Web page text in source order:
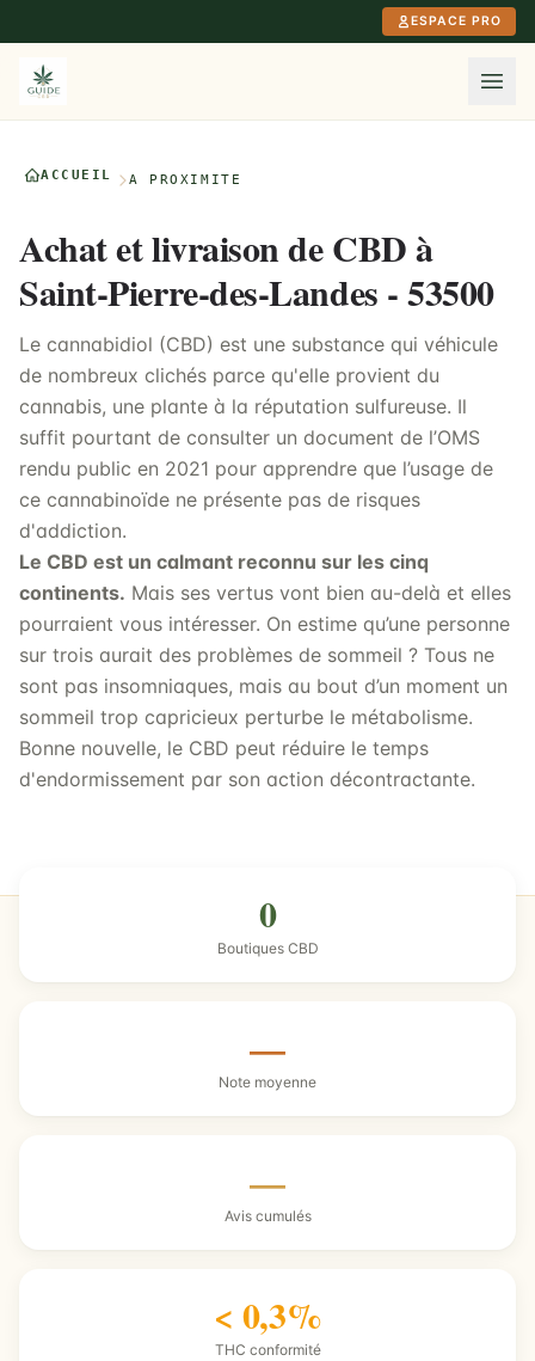
ESPACE PRO
ACCUEIL À PROXIMITÉ
Achat et livraison de CBD à
Saint-Pierre-des-Landes - 53500
Le cannabidiol (CBD) est une substance qui véhicule
de nombreux clichés parce qu'elle provient du
cannabis, une plante à la réputation sulfureuse. Il
suffit pourtant de consulter un document de l’OMS
rendu public en 2021 pour apprendre que l’usage de
ce cannabinoïde ne présente pas de risques
d'addiction.
Le CBD est un calmant reconnu sur les cinq
continents. Mais ses vertus vont bien au-delà et elles
pourraient vous intéresser. On estime qu’une personne
sur trois aurait des problèmes de sommeil ? Tous ne
sont pas insomniaques, mais au bout d’un moment un
sommeil trop capricieux perturbe le métabolisme.
Bonne nouvelle, le CBD peut réduire le temps
d'endormissement par son action décontractante.
0
Boutiques CBD
—
Note moyenne
—
Avis cumulés
< 0,3%
THC conformité